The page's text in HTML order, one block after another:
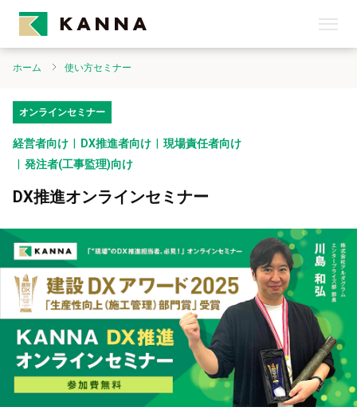
ホーム 使い方セミナー
オンラインセミナー
経営者向け DX推進者向け
現場責任者向け
発注者(工事監理)向け
DX推進オンラインセミナー